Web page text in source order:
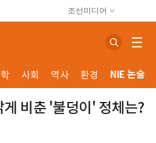
조선미디어
사회 역사 환경 NIE 논술
비춘 '불덩이' 정체는?